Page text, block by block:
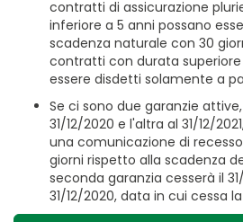
contratti di assicurazione
inferiore a 5 anni possano
scadenza naturale con 30
contratti con durata superiore
essere disdetti solamente a
Se ci sono due garanzie
31/12/2020 e l'altra al 31/12/
una comunicazione di
giorni rispetto alla scadenza
seconda garanzia cesserà il
31/12/2020, data in cui cessa